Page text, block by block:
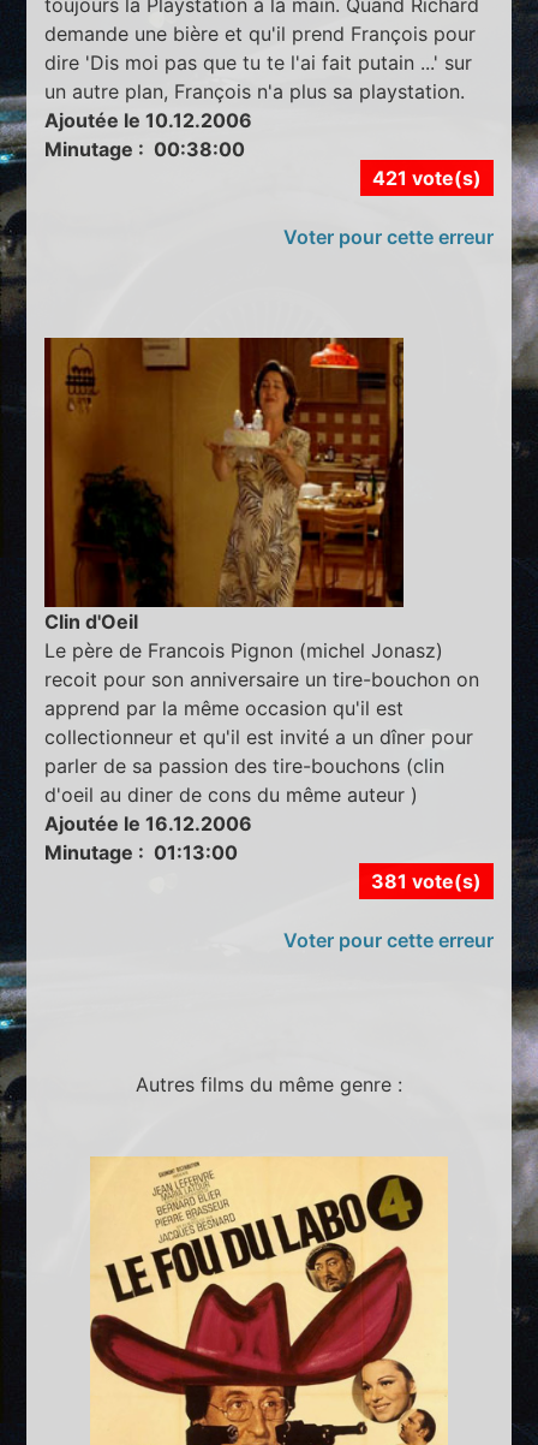
toujours la Playstation à la main. Quand Richard
demande une bière et qu'il prend François pour
dire 'Dis moi pas que tu te l'ai fait putain ...' sur
un autre plan, François n'a plus sa playstation.
Ajoutée le 10.12.2006
Minutage : 00:38:00
421 vote(s)
Voter pour cette erreur
Clin d'Oeil
Le père de Francois Pignon (michel Jonasz)
recoit pour son anniversaire un tire-bouchon on
apprend par la même occasion qu'il est
collectionneur et qu'il est invité a un dîner pour
parler de sa passion des tire-bouchons (clin
d'oeil au diner de cons du même auteur )
Ajoutée le 16.12.2006
Minutage : 01:13:00
381 vote(s)
Voter pour cette erreur
Autres films du même genre :